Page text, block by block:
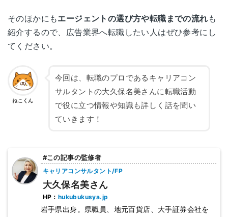
そのほかにもエージェントの選び方や転職までの流れ も
紹介するので、広告業界へ転職したい人はぜひ参考にし
てください。
ねこくん
今回は、転職のプロであるキャリアコン
サルタントの大久保名美さんに転職活動
で役に立つ情報や知識も詳しく話を聞い
ていきます！
#この記事の監修者
キャリアコンサルタント/FP
大久保名美さん
HP： hukubukusya.jp
岩手県出身。県職員、地元百貨店、大手証券会社を